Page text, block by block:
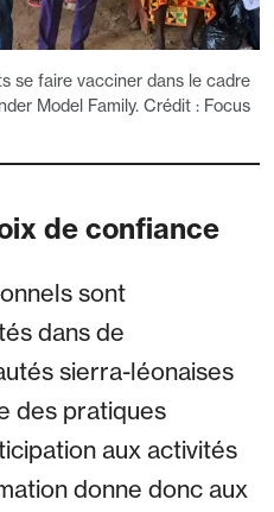
se faire vacciner dans le cadre
Model Family. Crédit : Focus
de confiance
sont
dans de
sierra-léonaises
des pratiques
aux activités
donne donc aux